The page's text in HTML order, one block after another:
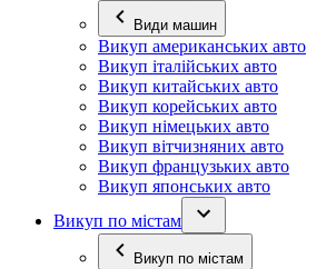
Види машин
Викуп американських авто
Викуп італійських авто
Викуп китайських авто
Викуп корейських авто
Викуп німецьких авто
Викуп вітчизняних авто
Викуп французьких авто
Викуп японських авто
Викуп по містам
Викуп по містам